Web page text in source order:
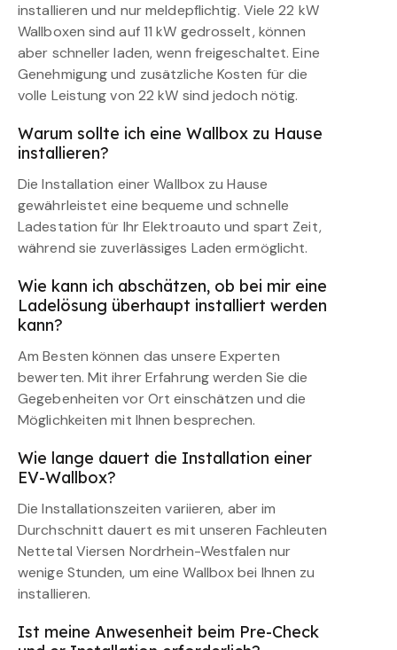
installieren und nur meldepflichtig. Viele 22 kW
Wallboxen sind auf 11 kW gedrosselt, können
aber schneller laden, wenn freigeschaltet. Eine
Genehmigung und zusätzliche Kosten für die
volle Leistung von 22 kW sind jedoch nötig.
Warum sollte ich eine Wallbox zu Hause
installieren?
Die Installation einer Wallbox zu Hause
gewährleistet eine bequeme und schnelle
Ladestation für Ihr Elektroauto und spart Zeit,
während sie zuverlässiges Laden ermöglicht.
Wie kann ich abschätzen, ob bei mir eine
Ladelösung überhaupt installiert werden
kann?
Am Besten können das unsere Experten
bewerten. Mit ihrer Erfahrung werden Sie die
Gegebenheiten vor Ort einschätzen und die
Möglichkeiten mit Ihnen besprechen.
Wie lange dauert die Installation einer
EV-Wallbox?
Die Installationszeiten variieren, aber im
Durchschnitt dauert es mit unseren Fachleuten
Nettetal Viersen Nordrhein-Westfalen nur
wenige Stunden, um eine Wallbox bei Ihnen zu
installieren.
Ist meine Anwesenheit beim Pre-Check